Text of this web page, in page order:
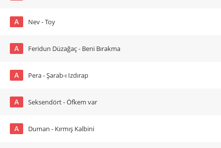
A Nev - Toy
A Feridun Düzağaç - Beni Bırakma
A Pera - Şarab-ı Izdırap
A Seksendört - Öfkem var
A Duman - Kırmış Kalbini